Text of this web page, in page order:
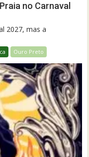
no Carnaval
2027, mas a
Ouro Preto